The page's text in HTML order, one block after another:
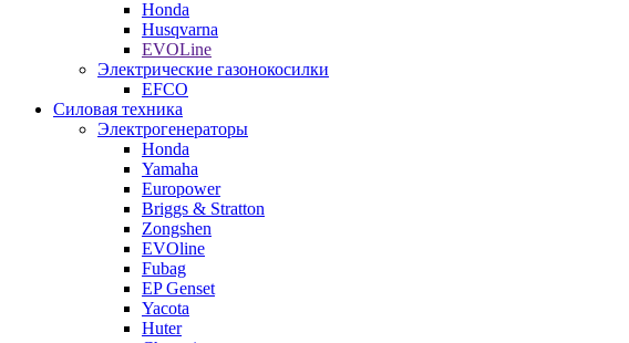
Honda
Husqvarna
EVOLine
Электрические газонокосилки
EFCO
Силовая техника
Электрогенераторы
Honda
Yamaha
Europower
Briggs & Stratton
Zongshen
EVOline
Fubag
EP Genset
Yacota
Huter